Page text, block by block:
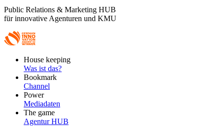
Public Relations & Marketing HUB
für innovative Agenturen und KMU
FooterHouse keeping
Was ist das?
Bookmark
Channel
Power
Mediadaten
The game
Agentur HUB